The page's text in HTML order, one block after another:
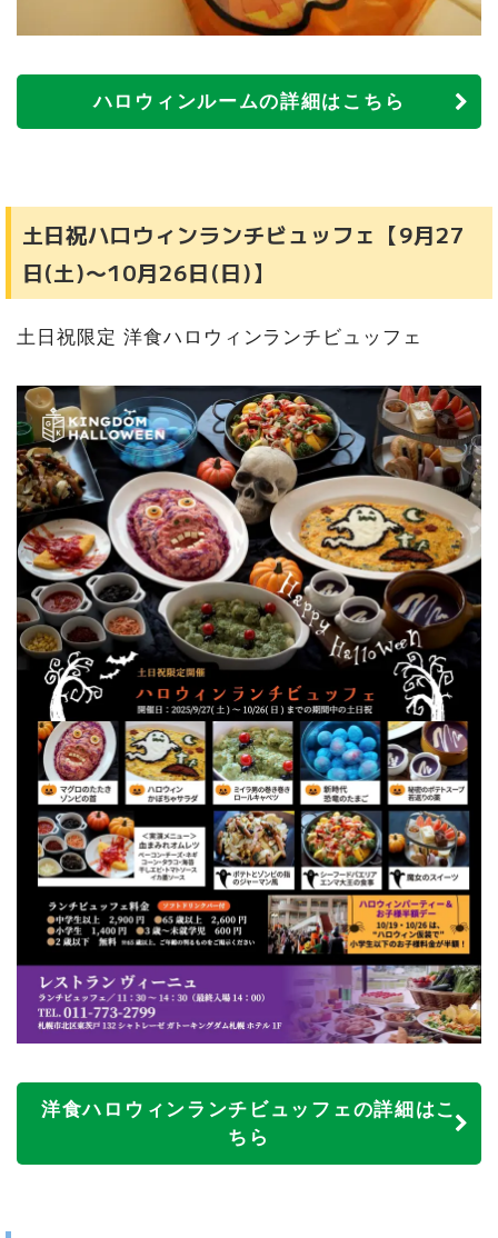
ハロウィンルームの詳細はこちら
土日祝ハロウィンランチビュッフェ【9月27
日(土)〜10月26日(日)】
土日祝限定 洋食ハロウィンランチビュッフェ
洋食ハロウィンランチビュッフェの詳細はこ
ちら